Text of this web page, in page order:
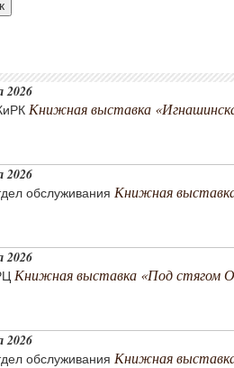
2026
Книжная выставка
2026
обслуживания Книжная
2026
Книжная выставка «Под стягом
2026
обслуживания Книжная